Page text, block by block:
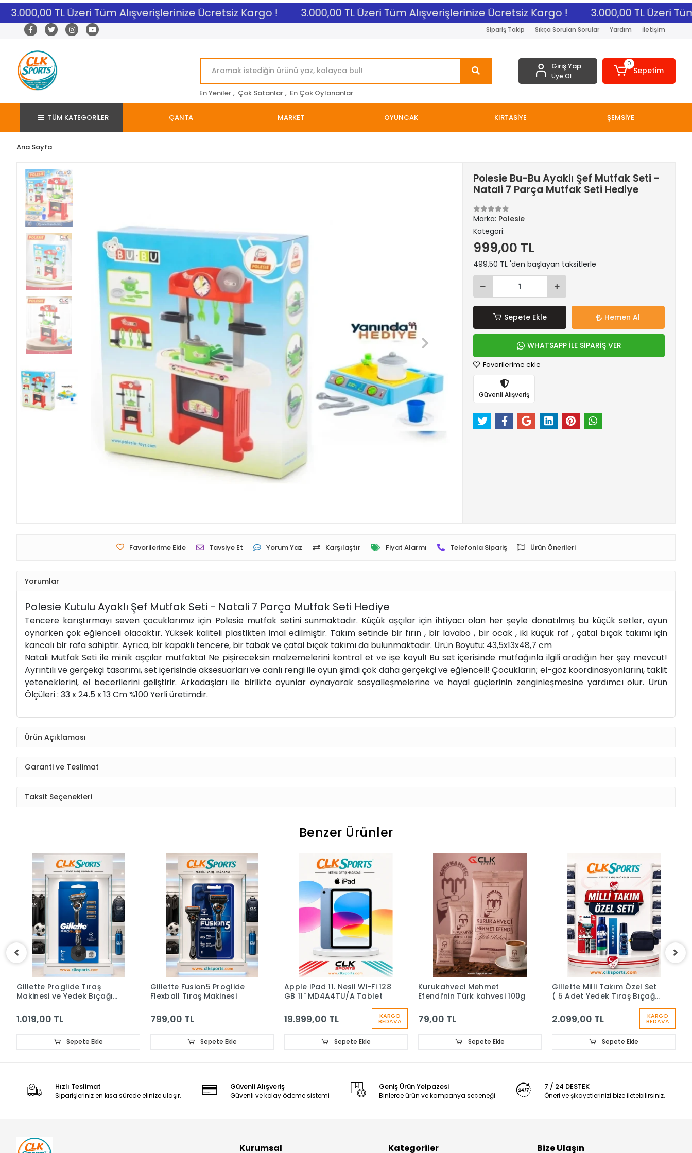
3.000,00 TL Üzeri Tüm Alışverişlerinize Ücretsiz Kargo ! 3.000,00 TL Üzeri Tüm Alışverişlerinize Ücretsiz Kargo ! 3.000,00 TL Üzeri
Sipariş Takip Sıkça Sorulan Sorular Yardım İletişim
En Yeniler , Çok Satanlar , En Çok Oylananlar
Giriş Yap
Üye Ol
0
Sepetim
TÜM KATEGORİLER ÇANTA MARKET OYUNCAK KIRTASİYE ŞEMSİYE
Ana Sayfa
Polesie Bu-Bu Ayaklı Şef Mutfak Seti -
Natali 7 Parça Mutfak Seti Hediye
Marka: Polesie
Kategori:
999,00 TL
499,50 TL 'den başlayan taksitlerle
Sepete Ekle Hemen Al
WHATSAPP İLE SİPARİŞ VER
Favorilerime ekle
Güvenli Alışveriş
Favorilerime Ekle Tavsiye Et Yorum Yaz Karşılaştır Fiyat Alarmı Telefonla Sipariş Ürün Önerileri
Yorumlar
Polesie Kutulu Ayaklı Şef Mutfak Seti - Natali 7 Parça Mutfak Seti Hediye
Tencere karıştırmayı seven çocuklarımız için Polesie mutfak setini sunmaktadır. Küçük aşçılar için ihtiyacı olan her şeyle donatılmış bu küçük setler, oyun
oynarken çok eğlenceli olacaktır. Yüksek kaliteli plastikten imal edilmiştir. Takım setinde bir fırın , bir lavabo , bir ocak , iki küçük raf , çatal bıçak takımı için
kancalı bir rafa sahiptir. Ayrıca, bir kapaklı tencere, bir tabak ve çatal bıçak takımı da bulunmaktadır. Ürün Boyutu: 43,5x13x48,7 cm
Natali Mutfak Seti ile minik aşçılar mutfakta! Ne pişireceksin malzemelerini kontrol et ve işe koyul! Bu set içerisinde mutfağınla ilgili aradığın her şey mevcut!
Ayrıntılı ve gerçekçi tasarımı, set içerisinde aksesuarları ve canlı rengi ile oyun şimdi çok daha gerçekçi ve eğlenceli! Çocukların; el-göz koordinasyonlarını, taklit
yeteneklerini, el becerilerini geliştirir. Arkadaşları ile birlikte oyunlar oynayarak sosyalleşmelerine ve hayal güçlerinin zenginleşmesine yardımcı olur. Ürün
Ölçüleri : 33 x 24.5 x 13 Cm %100 Yerli üretimdir.
Ürün Açıklaması
Garanti ve Teslimat
Taksit Seçenekleri
Benzer Ürünler
Bıçağı
Gillette Fusion5 Proglide
Flexball Tıraş Makinesi
Apple iPad 11. Nesil Wi-Fi 128
GB 11" MD4A4TU/A Tablet
KARGO
BEDAVA
Kurukahveci Mehmet
Efendi’nin Türk kahvesi 100g
79,00 TL
Gillette Milli Takım Özel Set
( 5 Adet Yedek Tıraş Bıçağı
KARGO
BEDAVA
Gillette Vegan Deri
Premium Set - Düğün
2.399,00 TL
Hızlı Teslimat
Siparişleriniz en kısa sürede elinize ulaşır.
Güvenli Alışveriş
Güvenli ve kolay ödeme sistemi
Geniş Ürün Yelpazesi
Binlerce ürün ve kampanya seçeneği
7 / 24 DESTEK
Öneri ve şikayetlerinizi bize iletebilirsiniz.
Kurumsal Kategoriler Bize Ulaşın